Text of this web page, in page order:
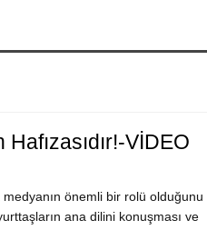
VİDEO
medyanın önemli bir rolü olduğunu
ana dilini konuşması ve